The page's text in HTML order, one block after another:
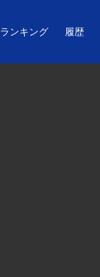
ランキング 履歴